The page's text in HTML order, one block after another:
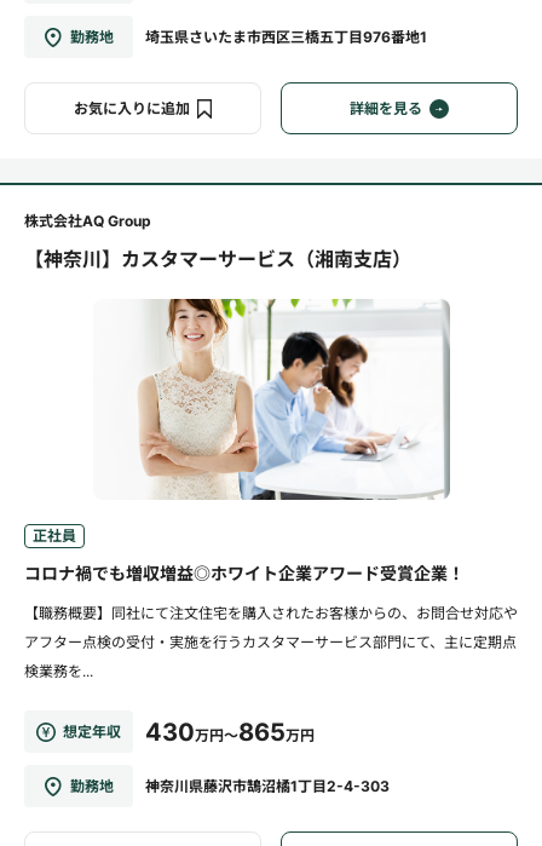
勤務地 埼玉県さいたま市西区三橋五丁目976番地1
お気に入りに追加 詳細を見る
株式会社AQ Group
【神奈川】カスタマーサービス（湘南支店）
正社員
コロナ禍でも増収増益◎ホワイト企業アワード受賞企業！
【職務概要】同社にて注文住宅を購入されたお客様からの、お問合せ対応や
アフター点検の受付・実施を行うカスタマーサービス部門にて、主に定期点
検業務を...
想定年収 430万円～865万円
勤務地 神奈川県藤沢市鵠沼橘1丁目2-4-303